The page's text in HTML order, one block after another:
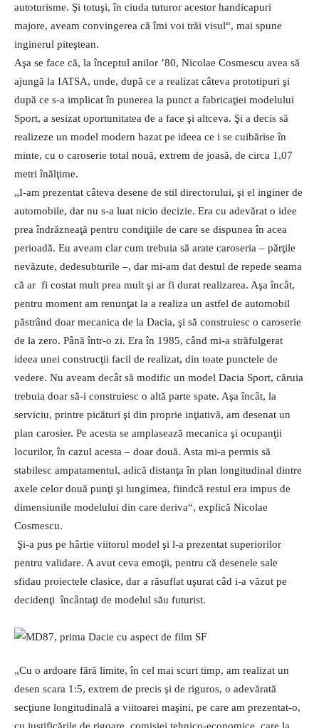
autoturisme. Şi totuşi, în ciuda tuturor acestor handicapuri
majore, aveam convingerea că îmi voi trăi visul“, mai spune
inginerul piteştean.
Aşa se face că, la începtul anilor ’80, Nicolae Cosmescu avea să
ajungă la IATSA, unde, după ce a realizat câteva prototipuri şi
după ce s-a implicat în punerea la punct a fabricaţiei modelului
Sport, a sesizat oportunitatea de a face şi altceva. Şi a decis să
realizeze un model modern bazat pe ideea ce i se cuibărise în
minte, cu o caroserie total nouă, extrem de joasă, de circa 1,07
metri înălţime.
„I-am prezentat câteva desene de stil directorului, şi el inginer de
automobile, dar nu s-a luat nicio decizie. Era cu adevărat o idee
prea îndrăzneaţă pentru condiţiile de care se dispunea în acea
perioadă. Eu aveam clar cum trebuia să arate caroseria – părţile
nevăzute, dedesubturile –, dar mi-am dat destul de repede seama
că ar fi costat mult prea mult şi ar fi durat realizarea. Aşa încât,
pentru moment am renunţat la a realiza un astfel de automobil
păstrând doar mecanica de la Dacia, şi să construiesc o caroserie
de la zero. Până într-o zi. Era în 1985, când mi-a străfulgerat
ideea unei construcţii facil de realizat, din toate punctele de
vedere. Nu aveam decât să modific un model Dacia Sport, căruia
trebuia doar să-i construiesc o altă parte spate. Aşa încât, la
serviciu, printre picături şi din proprie inţiativă, am desenat un
plan carosier. Pe acesta se amplasează mecanica şi ocupanţii
locurilor, în cazul acesta – doar două. Asta mi-a permis să
stabilesc ampatamentul, adică distanţa în plan longitudinal dintre
axele celor două punţi şi lungimea, fiindcă restul era impus de
dimensiunile modelului din care deriva“, explică Nicolae
Cosmescu.
Şi-a pus pe hârtie viitorul model şi l-a prezentat superiorilor
pentru validare. A avut ceva emoţii, pentru că desenele sale
sfidau proiectele clasice, dar a răsuflat uşurat câd i-a văzut pe
decidenţi încântaţi de modelul său futurist.
„Cu o ardoare fără limite, în cel mai scurt timp, am realizat un
desen scara 1:5, extrem de precis şi de riguros, o adevărată
secţiune longitudinală a viitoarei maşini, pe care am prezentat-o,